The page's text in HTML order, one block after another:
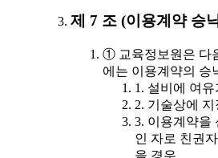
제 7 조 (이용계약 승
① 교육정보원은 다
에는 이용계약의 승
1. 설비에 여
2. 기술상에
3. 이용계약을
인 자로 친권
을 경우